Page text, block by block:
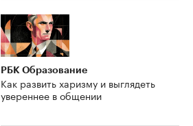
РБК Образование
Как развить харизму и выглядеть
увереннее в общении